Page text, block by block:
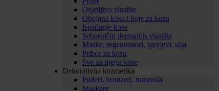
Osjetljivo vlasište
Obojana kosa i boje za kosu
Ispadanje kose
Seboroični dermatitis vlasišta
Maske, regeneratori, sprejevi, ulja
Pribor za kosu
Sve za njegu kose
Dekorativna kozmetika
Puderi, bronzeri, rumenila
Maskare